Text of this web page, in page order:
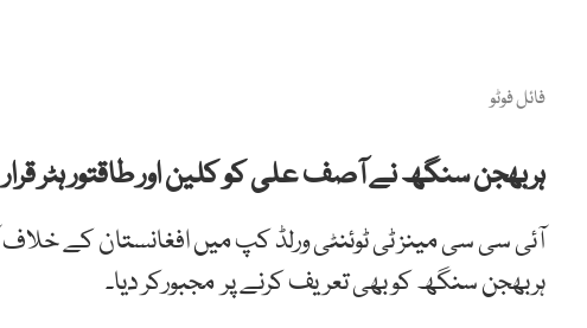
فائل فوٹو
ہربھجن سنگھ نے آصف علی کو کلین اور طاقتور ہٹر
آئی سی سی مینز ٹی ٹوئنٹی ورلڈ کپ میں افغانستان کے
ہربھجن سنگھ کو بھی تعریف کرنے پر مجبورکر دیا۔